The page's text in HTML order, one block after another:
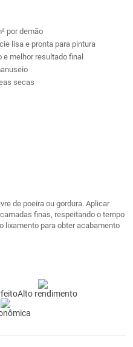
Alto rendimento
por demão
lisa e pronta para pintura
melhor resultado final
secas
de poeira ou gordura. Aplicar
finas, respeitando o tempo
lixamento para obter acabamento